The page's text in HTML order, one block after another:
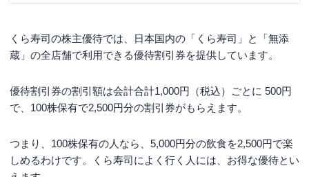
くら寿司の株主優待では、日本国内の「くら寿司」と「無添
蔵」の全店舗で利用できる優待割引券を提供しています。
優待割引券の割引額は会計合計1,000円（税込）ごとに 500円
で、100株保有で2,500円分の割引券がもらえます。
つまり、100株保有の人なら、5,000円分の飲食を2,500円で楽
しめるわけです。くら寿司によく行く人には、お得な優待とい